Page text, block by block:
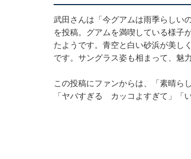
武田さんは「今グアムは雨季らしい
を投稿。グアムを満喫している様子
たようです。青空と白い砂浜が美し
です。サングラス姿も相まって、魅
この投稿にファンからは、「素晴ら
「ヤバすぎる カッコよすぎて」「